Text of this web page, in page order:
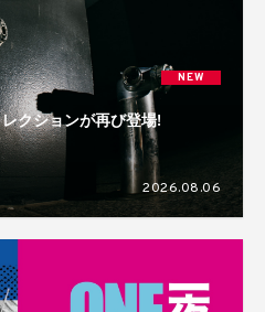
NEW
クションが再び登場!
2026.08.06